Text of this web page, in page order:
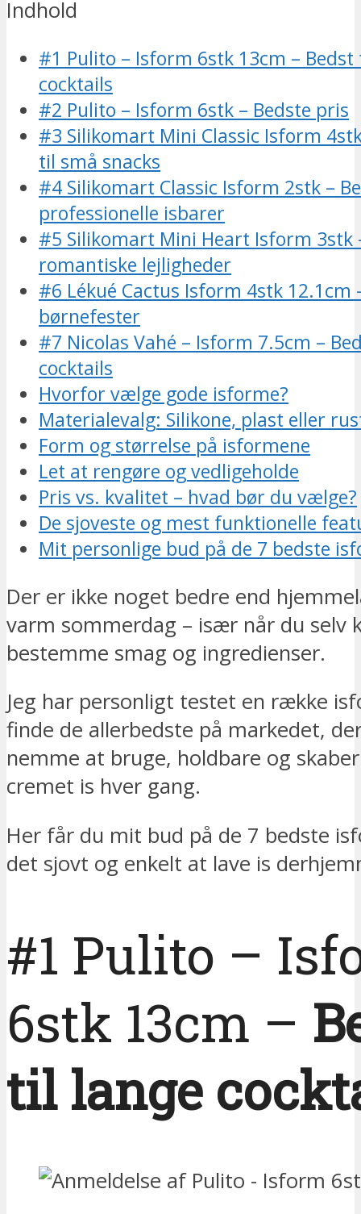
Indhold
#1 Pulito – Isform 6stk 13cm –
cocktails
#2 Pulito – Isform 6stk – Bedste pris
#3 Silikomart Mini Classic Isform
til små snacks
#4 Silikomart Classic Isform 2stk –
professionelle isbarer
#5 Silikomart Mini Heart Isform 3stk
romantiske lejligheder
#6 Lékué Cactus Isform 4stk 12.1cm
børnefester
#7 Nicolas Vahé – Isform 7.5cm –
cocktails
Hvorfor vælge gode isforme?
Materialevalg: Silikone, plast eller
Form og størrelse på isformene
Let at rengøre og vedligeholde
Pris vs. kvalitet – hvad bør du vælge?
De sjoveste og mest funktionelle
Mit personlige bud på de 7 bedste
Der er ikke noget bedre end
varm sommerdag – især når du selv
bestemme smag og ingredienser.
Jeg har personligt testet en række
finde de allerbedste på markedet,
nemme at bruge, holdbare og
cremet is hver gang.
Her får du mit bud på de 7 bedste
det sjovt og enkelt at lave is
#1 Pulito –
6stk 13cm –
til lange